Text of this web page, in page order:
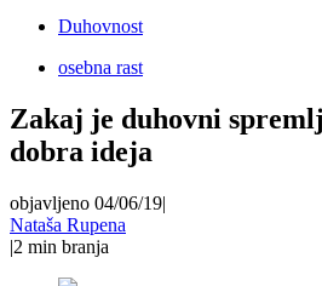
Duhovnost
osebna rast
Zakaj je duhovni
dobra ideja
objavljeno 04/06/19|
Nataša Rupena
|2 min branja